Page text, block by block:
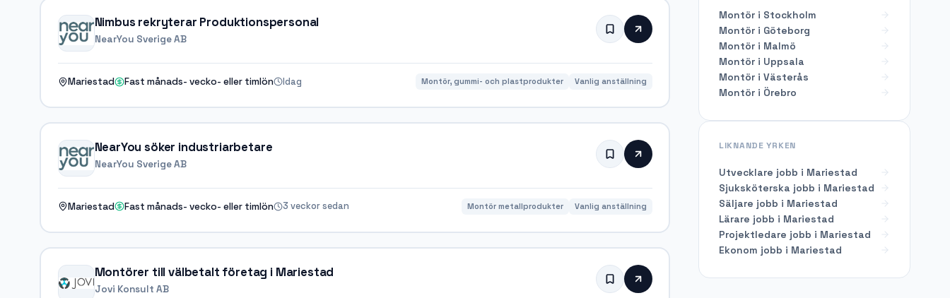
Nimbus rekryterar Produktionspersonal
NearYou Sverige AB
Mariestad Fast månads- vecko- eller timlön Idag Montör, gummi- och plastprodukter Vanlig anställning
NearYou söker industriarbetare
NearYou Sverige AB
Mariestad Fast månads- vecko- eller timlön 3 veckor sedan Montör metallprodukter Vanlig anställning
Montörer till välbetalt företag i Mariestad
Jovi Konsult AB
Montör i Stockholm
Montör i Göteborg
Montör i Malmö
Montör i Uppsala
Montör i Västerås
Montör i Örebro
LIKNANDE YRKEN
Utvecklare jobb i Mariestad
Sjuksköterska jobb i Mariestad
Säljare jobb i Mariestad
Lärare jobb i Mariestad
Projektledare jobb i Mariestad
Ekonom jobb i Mariestad